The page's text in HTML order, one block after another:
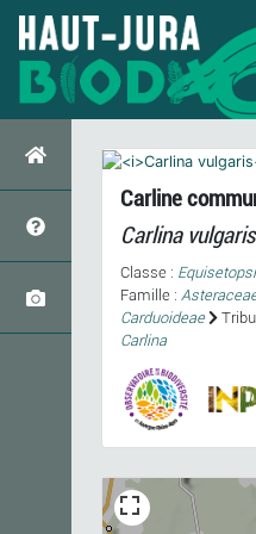
Carline
Carlina vulgaris
Classe :
Famille :
Carduoideae
Carlina